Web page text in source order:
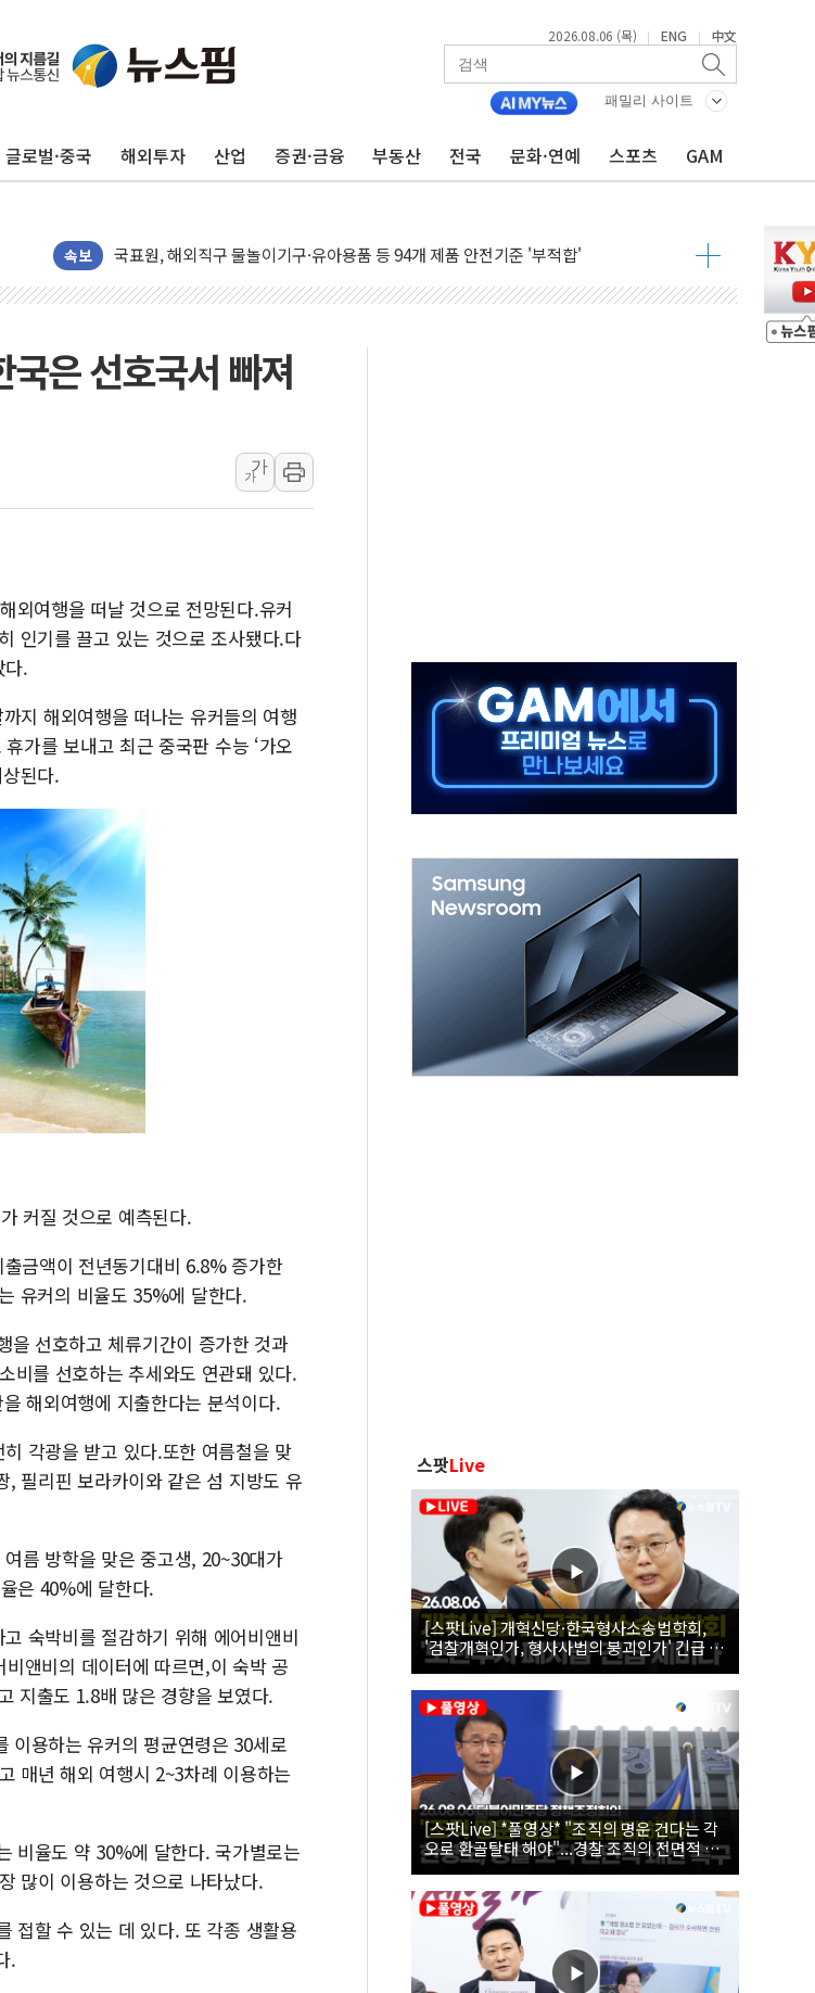
2026.08.06 (목) | ENG | 中文
패밀리 사이트
글로벌·중국 해외투자 산업 증권·금융 부동산 전국 문화·연예 스포츠 GAM
속보
운수업·기업활동 '원스톱'으로...데이터처, 기업 3만1000곳 경제통계조사
[르포] 폭염 속 '자폭 드론' 첫 실사격…미 해병대, 한반도 지형서 FPV 공격훈련 공개
중소기업 기술자료 중국 계열사에 넘긴 세라젬…공정위 과징금 4억3200만원
정부, 한화오션·에코프로비엠 등 '슈퍼을' 5곳 선정...소부장 핵심기업 추가 육성
쉐이크쉑, 남양주 현대아울렛에 '다산점' 열어
정부혁신 우수사례 세계에 알린다…식약처 AI 심사·소방청 119안심콜 영문 영상 제작
소방청, 전국 시·도 구급과장 회의…중증환자 이송체계 전국 확대 점검
'달라진 임신·출산·육아 지원 한눈에'…인사처, 공무원 인사제도 안내서 발간
윤상현, 사관학교 통합 비판…"국방개혁은 정치적 감정 따라 추진해선 안 돼"
펄어비스, 붉은사막 영상 콘테스트 '비욘드 디 어비스' 수상작 발표
현대리바트, '2026 코리아빌드위크' 참가…리모델링 상담 제공
흥국자산운용, 코스닥 성장주 담은 채권혼합 펀드 2종 출시
외국인 돌아왔지만 …'삼전·하이닉스'는 사고 급등주는 팔았다
"월가 큰손들을 털어라" 동시다발 해킹 공격...이번에도 이란 작품?
은 선호국서 빠져
가
가
외여행을 떠날 것으로 전망된다.유커
인기를 끌고 있는 것으로 조사됐다.다
다.
지 해외여행을 떠나는 유커들의 여행
가를 보내고 최근 중국판 수능 ‘가오
된다.
커질 것으로 예측된다.
금액이 전년동기대비 6.8% 증가한
유커의 비율도 35%에 달한다.
을 선호하고 체류기간이 증가한 것과
비를 선호하는 추세와도 연관돼 있다.
해외여행에 지출한다는 분석이다.
각광을 받고 있다.또한 여름철을 맞
필리핀 보라카이와 같은 섬 지방도 유
름 방학을 맞은 중고생, 20~30대가
은 40%에 달한다.
숙박비를 절감하기 위해 에어비앤비
앤비의 데이터에 따르면,이 숙박 공
지출도 1.8배 많은 경향을 보였다.
용하는 유커의 평균연령은 30세로
매년 해외 여행시 2~3차례 이용하는
비율도 약 30%에 달한다. 국가별로는
많이 이용하는 것으로 나타났다.
접할 수 있는 데 있다. 또 각종 생활용
.
스팟Live
[스팟Live] 개혁신당·한국형사소송법학회,
'검찰개혁인가, 형사사법의 붕괴인가' 긴급 세
미나｜26.08.06
[스팟Live] *풀영상* "조직의 명운 건다는 각
오로 환골탈태 해야"...경찰 조직의 전면적 쇄
신 촉구한 한병도 | 26.08.06 더불어민주당 정
책조정회의